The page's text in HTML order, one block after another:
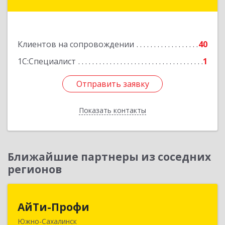
Клиентов на сопровождении
40
1С:Специалист
1
Отправить заявку
Показать контакты
Отправить заявку
Назад
Ближайшие партнеры из соседних
регионов
АйТи-Профи
Южно-Сахалинск